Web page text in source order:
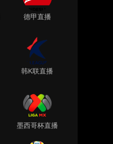
德甲直播
韩K联直播
墨西哥杯直播